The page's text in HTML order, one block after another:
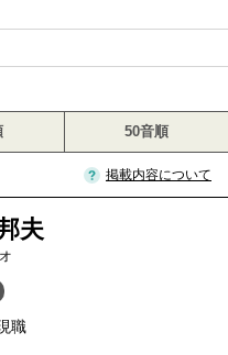
50音順
掲載内容について
夫
職